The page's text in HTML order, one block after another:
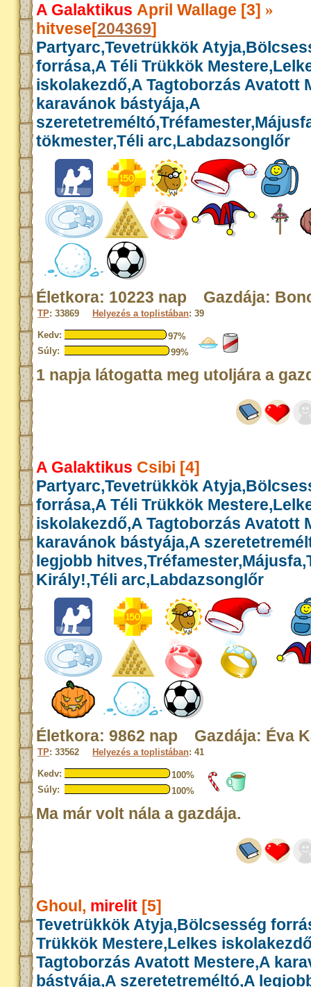
A Galaktikus April Wallage [3] »
hitvese[204369]
Partyarc,Tevetrükkök
forrása,A Téli Trükkök
iskolakezdő,A Tagtoborzás Avatott
karavánok bástyája,A
tökmester,Téli arc,Labdazsonglőr
Életkora: 10223 nap Gazdája:
TP: 33869 Helyezés a toplistában: 39
Kedv:
97%
Súly:
99%
1 napja látogatta meg utoljára a
A Galaktikus Csibi [4]
Partyarc,Tevetrükkök
forrása,A Téli Trükkök
iskolakezdő,A Tagtoborzás Avatott
karavánok bástyája,A
legjobb
Király!,Téli arc,Labdazsonglőr
Életkora: 9862 nap Gazdája: Éva
TP: 33562 Helyezés a toplistában: 41
Kedv:
100%
Súly:
100%
Ma már volt nála a gazdája.
Ghoul, mirelit [5]
Tevetrükkök Atyja,Bölcsesség
Trükkök Mestere,Lelkes
Tagtoborzás Avatott Mestere,A
bástyája,A szeretetreméltó,A